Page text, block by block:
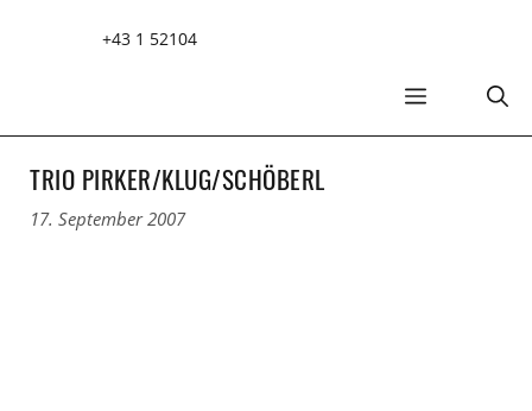
+43 1 52104
MENÜ
TRIO PIRKER/KLUG/SCHÖBERL
17. September 2007